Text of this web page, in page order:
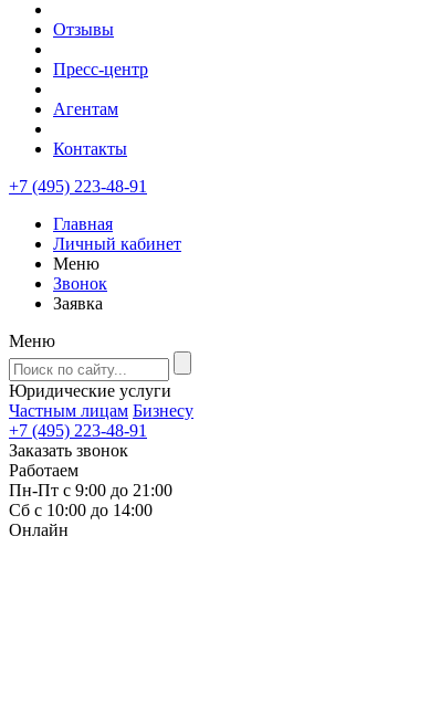
Отзывы
Пресс-центр
Агентам
Контакты
+7 (495) 223-48-91
Главная
Личный кабинет
Меню
Звонок
Заявка
Меню
Юридические услуги
Частным лицам Бизнесу
+7 (495) 223-48-91
Заказать звонок
Работаем
Пн-Пт с 9:00 до 21:00
Сб с 10:00 до 14:00
Онлайн